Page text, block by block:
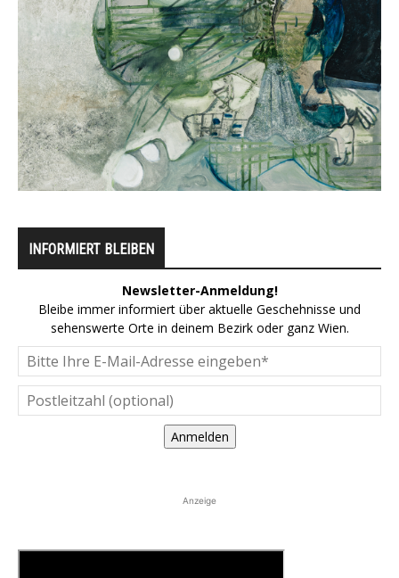
INFORMIERT BLEIBEN
Newsletter-Anmeldung!
Bleibe immer informiert über aktuelle Geschehnisse und
sehenswerte Orte in deinem Bezirk oder ganz Wien.
Anmelden
Anzeige